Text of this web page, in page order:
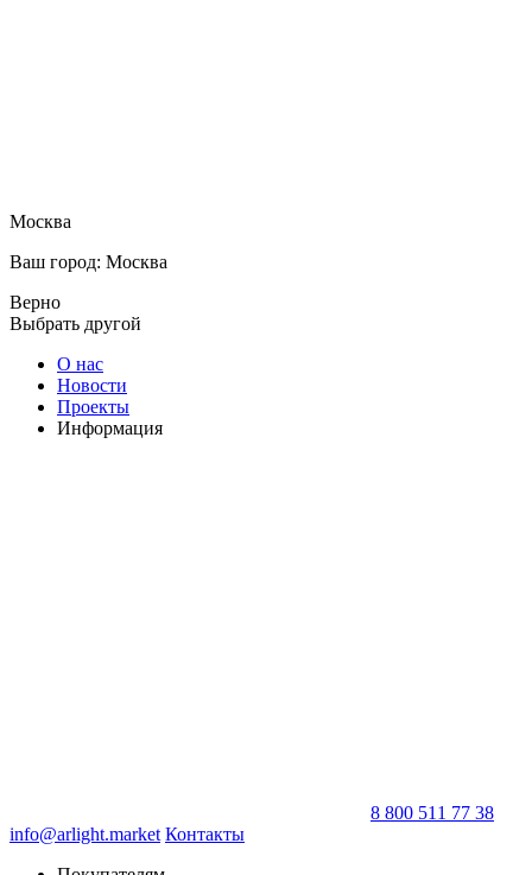
Москва
Ваш город: Москва
Верно
Выбрать другой
О нас
Новости
Проекты
Информация
8 800 511 77 38
info@arlight.market Контакты